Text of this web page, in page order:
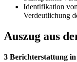
Identifikation
Verdeutlichung
Auszug aus
3 Berichterstattung